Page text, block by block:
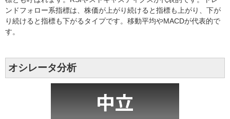
ンドフォロー系指標は、株価が上がり続けると指標も上がり、下が
り続けると指標も下がるタイプです。移動平均やMACDが代表的で
す。
オシレータ分析